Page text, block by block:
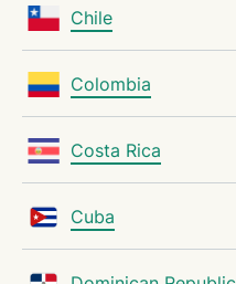
Chile
Colombia
Costa Rica
Cuba